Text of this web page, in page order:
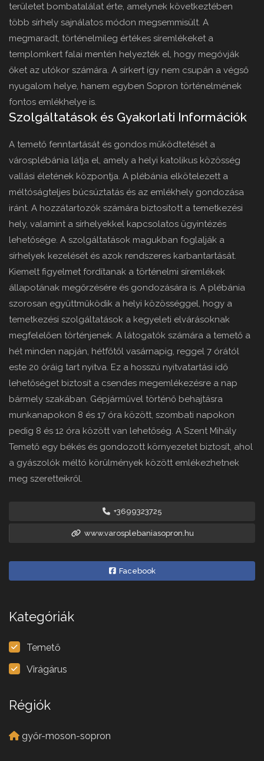
területet bombatalálat érte, amelynek következtében
több sírhely sajnálatos módon megsemmisült. A
megmaradt, történelmileg értékes síremlékeket a
templomkert falai mentén helyezték el, hogy megóvják
őket az utókor számára. A sírkert így nem csupán a végső
nyugalom helye, hanem egyben Sopron történelmének
fontos emlékhelye is.
Szolgáltatások és Gyakorlati Információk
A temető fenntartását és gondos működtetését a
városplébánia látja el, amely a helyi katolikus közösség
vallási életének központja. A plébánia elkötelezett a
méltóságteljes búcsúztatás és az emlékhely gondozása
iránt. A hozzátartozók számára biztosított a temetkezési
hely, valamint a sírhelyekkel kapcsolatos ügyintézés
lehetősége. A szolgáltatások magukban foglalják a
sírhelyek kezelését és azok rendszeres karbantartását.
Kiemelt figyelmet fordítanak a történelmi síremlékek
állapotának megőrzésére és gondozására is. A plébánia
szorosan együttműködik a helyi közösséggel, hogy a
temetkezési szolgáltatások a kegyeleti elvárásoknak
megfelelően történjenek. A látogatók számára a temető a
hét minden napján, hétfőtől vasárnapig, reggel 7 órától
este 20 óráig tart nyitva. Ez a hosszú nyitvatartási idő
lehetőséget biztosít a csendes megemlékezésre a nap
bármely szakában. Gépjárművel történő behajtásra
munkanapokon 8 és 17 óra között, szombati napokon
pedig 8 és 12 óra között van lehetőség. A Szent Mihály
Temető egy békés és gondozott környezetet biztosít, ahol
a gyászolók méltó körülmények között emlékezhetnek
meg szeretteikről.
+3699323725
www.varosplebaniasopron.hu
Facebook
Kategóriák
Temető
Virágárus
Régiók
győr-moson-sopron